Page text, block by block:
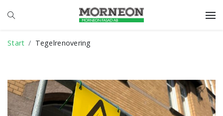
Start Tegelrenovering